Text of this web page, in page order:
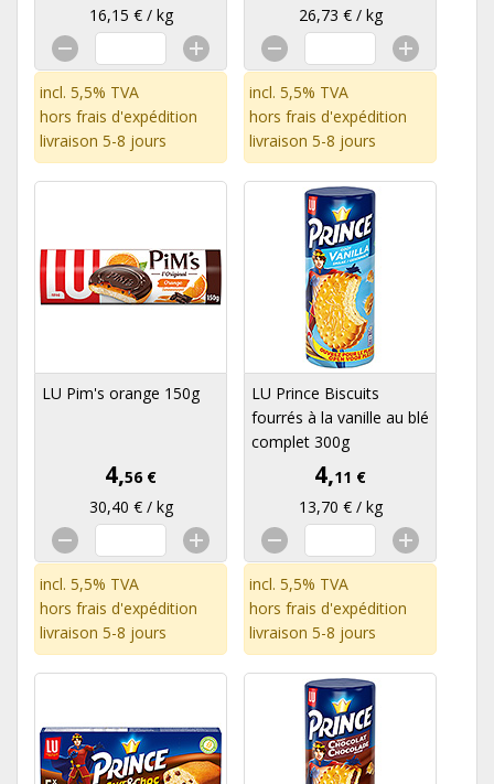
16,15 € / kg
incl. 5,5% TVA
hors frais d'expédition
livraison 5-8 jours
26,73 € / kg
incl. 5,5% TVA
hors frais d'expédition
livraison 5-8 jours
LU Pim's orange 150g
4,56 €
30,40 € / kg
incl. 5,5% TVA
hors frais d'expédition
livraison 5-8 jours
LU Prince Biscuits
fourrés à la vanille au blé
complet 300g
4,11 €
13,70 € / kg
incl. 5,5% TVA
hors frais d'expédition
livraison 5-8 jours